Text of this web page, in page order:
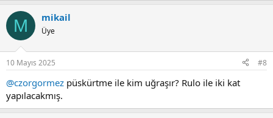
M mikail
Üye
10 Mayıs 2025 #8
@czorgormez püskürtme ile kim uğraşır? Rulo ile iki kat
yapılacakmış.